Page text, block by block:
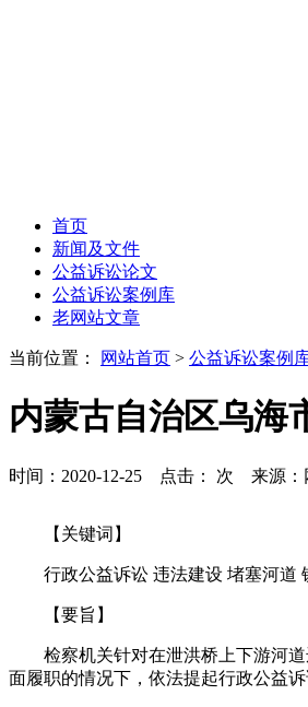
首页
新闻及文件
公益诉讼论文
公益诉讼案例库
老网站文章
当前位置： 网站首页 > 公益诉讼案例
内蒙古自治区乌海
时间：2020-12-25 点击： 次 来源
【关键词】
行政公益诉讼 违法建设 堵塞河道
【要旨】
检察机关针对在泄洪桥上下游河
面履职的情况下，依法提起行政公益